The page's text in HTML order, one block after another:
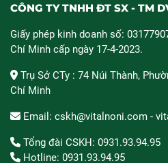
CÔNG TY TNHH ĐT SX - TM
Giấy phép kinh doanh số:
Chí Minh cấp ngày 17-4-2023.
Trụ Sở CTy : 74 Núi Thành,
Chí Minh
Email: cskh@vitalnoni.com -
Tổng đài CSKH: 0931.93.94.95
Hotline: 0931.93.94.95